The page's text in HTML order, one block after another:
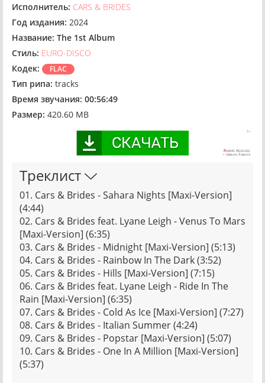
Исполнитель: CARS & BRIDES
Год издания: 2024
Название: The 1st Album
Стиль: EURO-DISCO
Кодек:
FLAC
Тип рипа: tracks
Время звучания: 00:56:49
Размер: 420.60 MB
Треклист
01. Cars & Brides - Sahara Nights [Maxi-Version]
(4:44)
02. Cars & Brides feat. Lyane Leigh - Venus To Mars
[Maxi-Version] (6:35)
03. Cars & Brides - Midnight [Maxi-Version] (5:13)
04. Cars & Brides - Rainbow In The Dark (3:52)
05. Cars & Brides - Hills [Maxi-Version] (7:15)
06. Cars & Brides feat. Lyane Leigh - Ride In The
Rain [Maxi-Version] (6:35)
07. Cars & Brides - Cold As Ice [Maxi-Version] (7:27)
08. Cars & Brides - Italian Summer (4:24)
09. Cars & Brides - Popstar [Maxi-Version] (5:07)
10. Cars & Brides - One In A Million [Maxi-Version]
(5:37)